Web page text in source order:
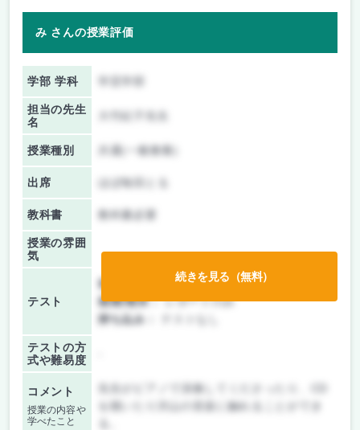
み さんの授業評価
学部 学科
担当の先生
名
授業種別 共通(一般教養)
出席 ほぼ毎回とる
教科書 教科書必要
授業の雰囲
気
テスト
前期/中間：
レポートのみ
後期/期末：レポートのみ
持ち込み：
テストの方
式や難易度
コメント
授業の内容や
学べたこと
先生がピアノで演奏してくださったり、CD
を聴いたり沢山の音楽に触れることができ
続きを見る（無料）